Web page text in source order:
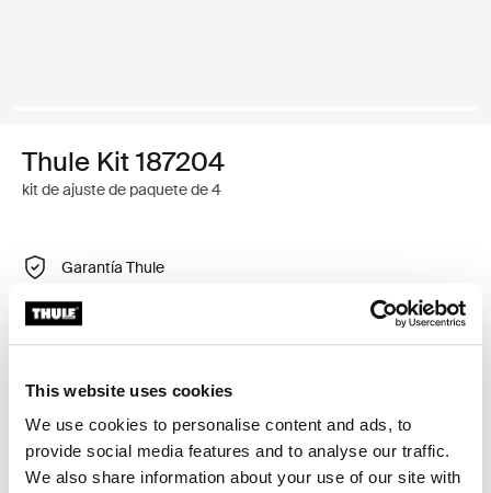
This website uses cookies
We use cookies to personalise content and ads, to
provide social media features and to analyse our traffic.
We also share information about your use of our site with
Thule Kit 187204
kit de ajuste de paquete de 4
Garantía Thule
Encontrar en tienda
Kit de ajuste a la medida para montar un sistema de
portaequipajes de techo Thule en vehículos con puntos
de fijación integrados, perfil en T o puntos de fijación
de portaequipajes de instalación personalizada.